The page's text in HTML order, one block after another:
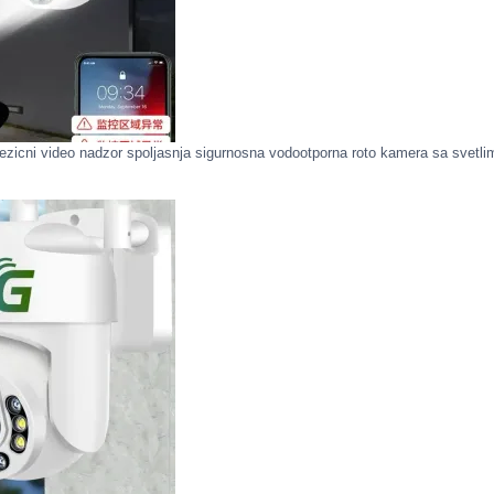
video nadzor spoljasnja sigurnosna vodootporna roto kamera sa